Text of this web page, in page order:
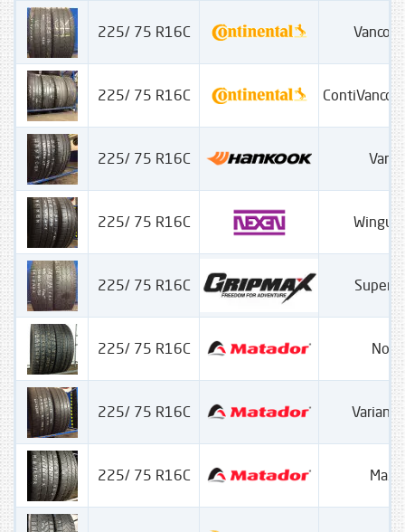
225/ 75 R16C Vanco
225/ 75 R16C
225/ 75 R16C
225/ 75 R16C
225/ 75 R16C Super
225/ 75 R16C
225/ 75 R16C Variant
225/ 75 R16C